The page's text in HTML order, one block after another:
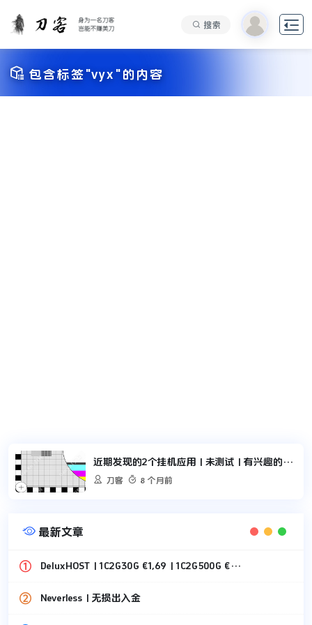
搜索 
 包含标签"vyx"的内容
近期发现的2个挂机应用 | 未测试 | 有兴趣的可以尝试一下

刀客  8 个月前
 最新文章
DeluxHOST | 1C2G30G €1,69 | 1C2G500G €1,49
Neverless | 无损出入金